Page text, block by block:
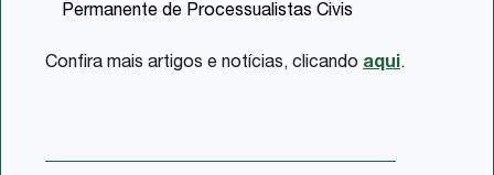
Permanente de Processualistas Civis
Confira mais artigos e notícias, clicando aqui.